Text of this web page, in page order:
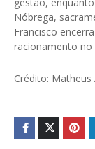
Nóbrega,
Francisco
racionamento no
Crédito: Matheus